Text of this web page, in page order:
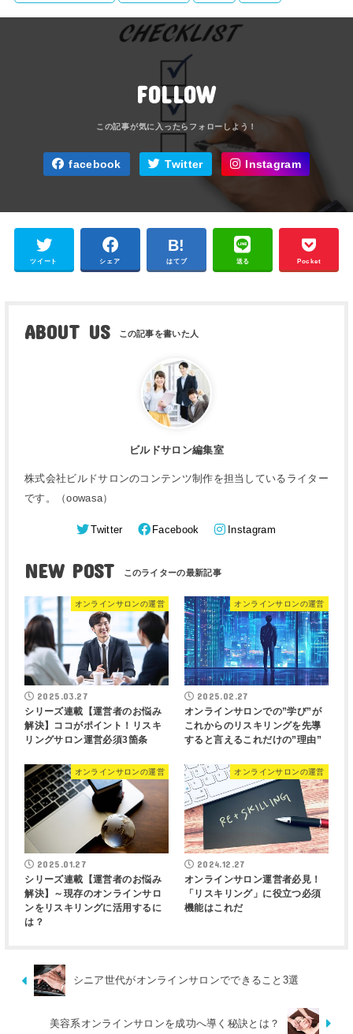
FOLLOW
facebook Twitter Instagram
ツイート シェア はてブ 送る Pocket
ABOUT US
ビルドサロン編集室
株式会社ビルドサロンのコンテンツ制作を担当しているライター
です。（oowasa）
Twitter Facebook Instagram
NEW POST
オンラインサロンの運営
2025.03.27
シリーズ連載【運営者のお悩み
解決】ココがポイント！リスキ
リングサロン運営必須3箇条
オンラインサロンの運営
2025.02.27
オンラインサロンでの”学び”が
これからのリスキリングを先導
すると言えるこれだけの”理由”
オンラインサロンの運営
2025.01.27
シリーズ連載【運営者のお悩み
解決】～現存のオンラインサロ
ンをリスキリングに活用するに
は？
オンラインサロンの運営
2024.12.27
オンラインサロン運営者必見！
「リスキリング」に役立つ必須
機能はこれだ
シニア世代がオンラインサロンでできること3選
美容系オンラインサロンを成功へ導く秘訣とは？